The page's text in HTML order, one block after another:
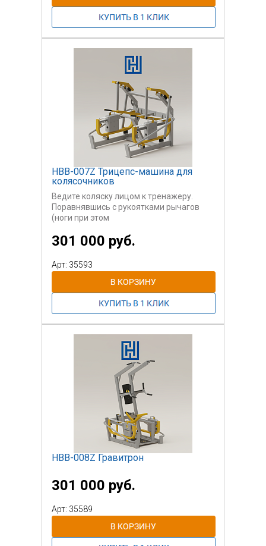
рычаги вперед (от себя), затем плавно
исходное положение. Повторите
упражнение в зависимости от
программы тренировки и
ориентируясь на самочувствие. При
необходимости снова отрегулируйте
Тренажер оснащен держателем для
бутылки и держателем для телефона,
для комфортного
использования.
НВВ-007Z Трицепс-машина для
колясочников
Ведите коляску лицом к тренажеру.
Поравнявшись с рукоятками рычагов
(ноги при этом
горизонтальным упором), заблокируйте
колеса. Освободите
защелки грузового ящика, сжав ручку, и
переместите груз. Отрегулируйте вес на
уровень, одинаковый с обеих сторон.
Выполните упражнение: держась руками
за
рукоятки, толкайте рычаги вниз, затем
плавно верните в исходное положение.
упражнение в зависимости от
программы тренировки и ориентируясь
на самочувствие.
При необходимости снова отрегулируйте
Тренажер оснащен держателем для
бутылки и держателем для телефона,
для комфортного
использования.
301 000 руб.
Арт: 35593
НВВ-008Z Гравитрон
301 000 руб.
Арт: 35589